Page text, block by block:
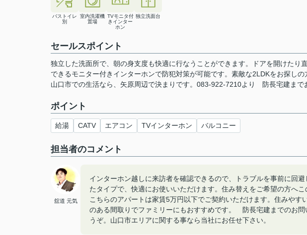
バストイレ
別
室内洗濯機
置場
TVモニタ付
きインター
ホン
独立洗面台
セールスポイント
独立した洗面所で、朝の身支度も快適に行なうことができます。ドアを開けたり
できるモニター付きインターホンで防犯対策が可能です。素敵な2LDKをお探し
山口市での生活なら、矢原周辺で決まりです。083-922-7210より 防長宅建まで
ポイント
給湯 CATV エアコン TVインターホン バルコニー
担当者のコメント
舘道 元気
インターホン越しに来訪者を確認できるので、トラブルを事前に回
たタイプで、快適にお使いいただけます。住み替えをご希望の方へ
こちらのアパートは家賃5万円以下でご契約いただけます。住みや
のある間取りでファミリーにもおすすめです。 防長宅建までのお
うぞ。山口市エリアに関する事なら当社にお任せ下さい。